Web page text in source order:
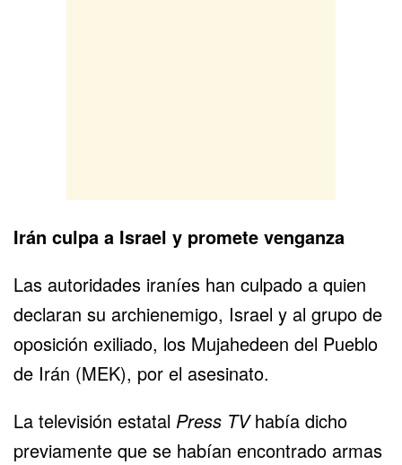
Irán culpa a Israel y promete venganza
Las autoridades iraníes han culpado a quien
declaran su archienemigo, Israel y al grupo de
oposición exiliado, los Mujahedeen del Pueblo
de Irán (MEK), por el asesinato.
La televisión estatal Press TVhabía dicho
previamente que se habían encontrado armas